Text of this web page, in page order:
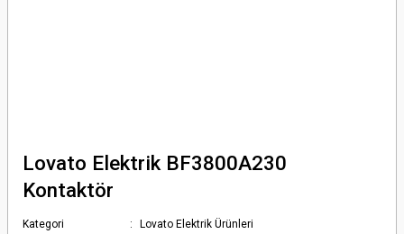
Lovato Elektrik BF3800A230
Kontaktör
Kategori
Lovato Elektrik Ürünleri